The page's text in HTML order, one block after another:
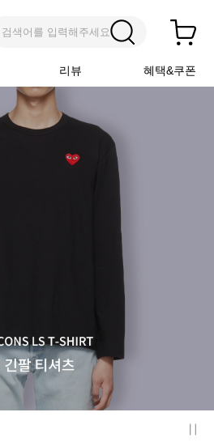
검색어를 입력해주세요
리뷰 혜택&쿠폰